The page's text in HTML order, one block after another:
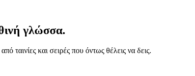
γλώσσα.
ταινίες και σειρές που όντως θέλεις να δεις.